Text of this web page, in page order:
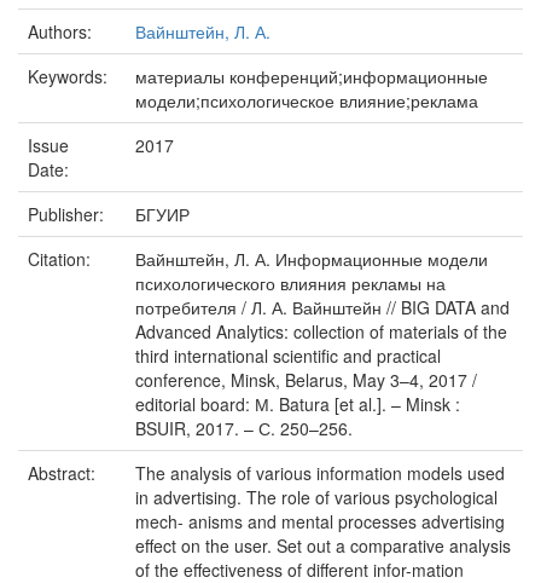
Authors:
Вайнштейн, Л. А.
Keywords:
материалы конференций;информационные
модели;психологическое влияние;реклама
Issue
Date:
2017
Publisher:
БГУИР
Citation:
Вайнштейн, Л. А. Информационные модели
психологического влияния рекламы на
потребителя / Л. А. Вайнштейн // BIG DATA and
Advanced Analytics: collection of materials of the
third international scientific and practical
conference, Minsk, Belarus, May 3–4, 2017 /
editorial board: М. Batura [et al.]. – Minsk :
BSUIR, 2017. – С. 250–256.
Abstract:
The analysis of various information models used
in advertising. The role of various psychological
mech- anisms and mental processes advertising
effect on the user. Set out a comparative analysis
of the effectiveness of different infor-mation